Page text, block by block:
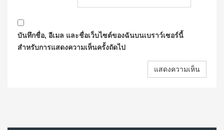
บันทึกชื่อ, อีเมล และชื่อเว็บไซต์ของฉันบนเบราว์เซอร์นี้
สำหรับการแสดงความเห็นครั้งถัดไป